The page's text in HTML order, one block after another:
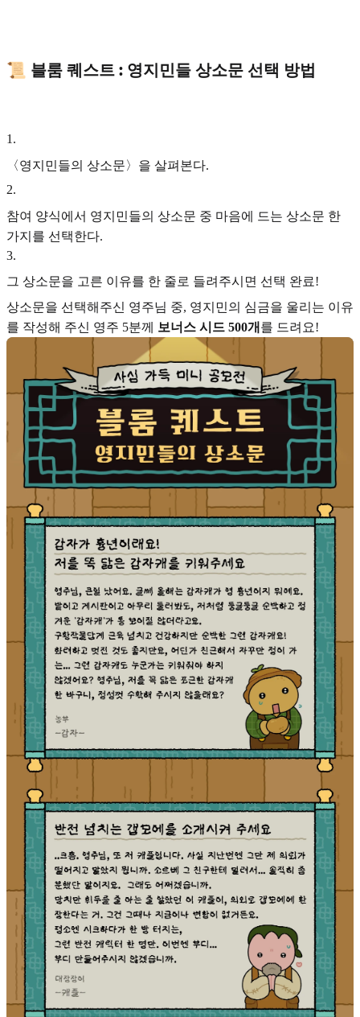
📜 블룸 퀘스트 : 영지민들 상소문 선택 방법
1 .
〈영지민들의 상소문〉을 살펴본다.
2.
참여 양식에서 영지민들의 상소문 중 마음에 드는 상소문 한
가지를 선택한다.
3.
그 상소문을 고른 이유를 한 줄로 들려주시면 선택 완료!
상소문을 선택해주신 영주님 중, 영지민의 심금을 울리는 이유
를 작성해 주신 영주 5분께 보너스 시드 500개 를 드려요!